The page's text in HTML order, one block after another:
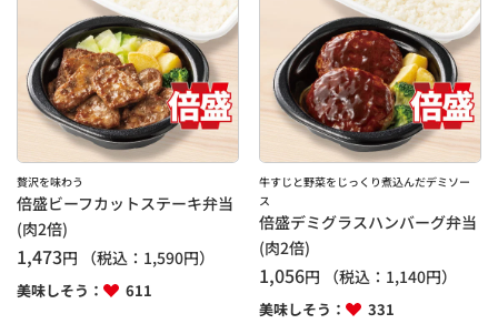
贅沢を味わう
倍盛ビーフカットステーキ弁当
(肉2倍)
1,473円 （税込： 1,590円）
美味しそう： 611
牛すじと野菜をじっくり煮込んだデミソー
ス
倍盛デミグラスハンバーグ弁当
(肉2倍)
1,056円 （税込： 1,140円）
美味しそう： 331